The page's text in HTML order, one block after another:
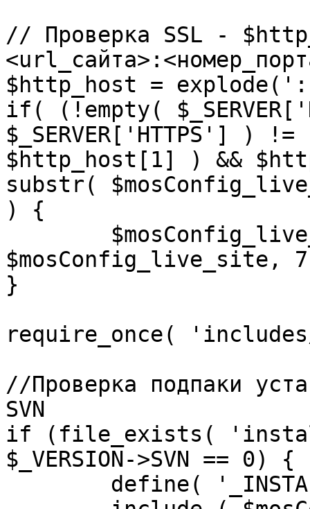
// Проверка SSL -
$http_host = explode(':',
if( (!empty(
$_SERVER['HTTPS']
$http_host[1] ) &&
substr(
) {
$mosConfig_live_site,
}
require_once(
//Проверка подпаки
SVN
if (file_exists(
$_VERSION->SVN == 0) {